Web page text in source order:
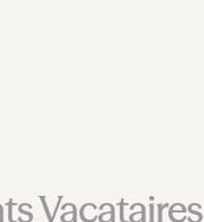
Vacataires